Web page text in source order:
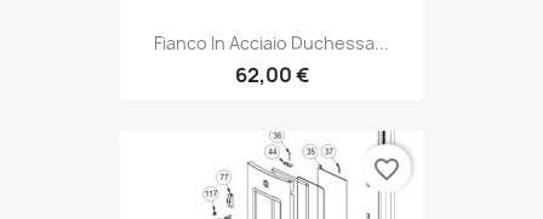
Fianco In Acciaio Duchessa...
62,00 €
favorite_border